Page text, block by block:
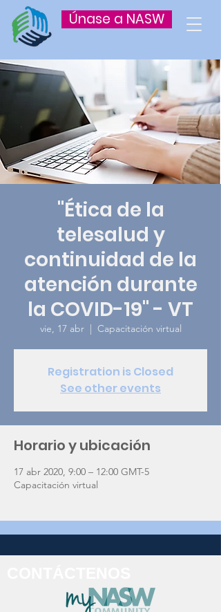
Únase a NASW
"Ética de la
telesalud y
continuidad de la
atención durante
la COVID-19" - VT
vie, 17 abr
  |
Capacitación virtual
Registration is Closed
See other events
Horario y ubicación
17 abr 2020, 9:00 – 12:00 GMT-5
Capacitación virtual